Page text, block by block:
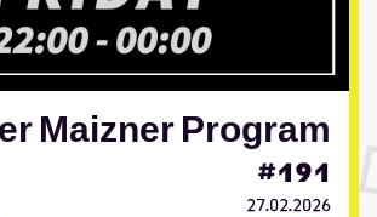
Maizner Program
#191
27.02.2026